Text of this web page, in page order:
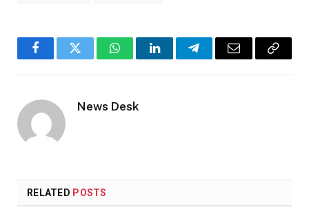
FacebookTwitter WhatsAppLinkedInTelegramEmail
Copy
News Desk
RELATED POSTS